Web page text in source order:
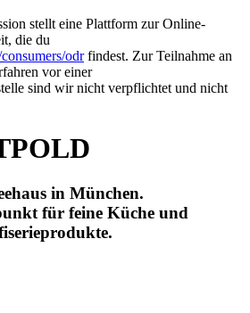
stellt eine Plattform zur Online-
die du
odrfindest. Zur Teilnahme an
vor einer
sind wir nicht verpflichtet und nicht
in München.
für feine Küche und